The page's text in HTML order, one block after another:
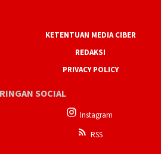
KETENTUAN MEDIA CIBER
REDAKSI
PRIVACY POLICY
SOCIAL
Instagram
RSS